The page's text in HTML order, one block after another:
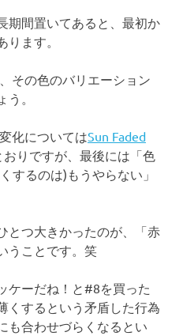
期間置いてあると、最初か
ます。
その色のバリエーション
。
化についてはSun Faded
りですが、最後には「色
するのは)もうやらない」
とつ大きかったのが、「赤
うことです。笑
ケーだね！と#8を買った
くするという矛盾した行為
も合わせづらくなるとい